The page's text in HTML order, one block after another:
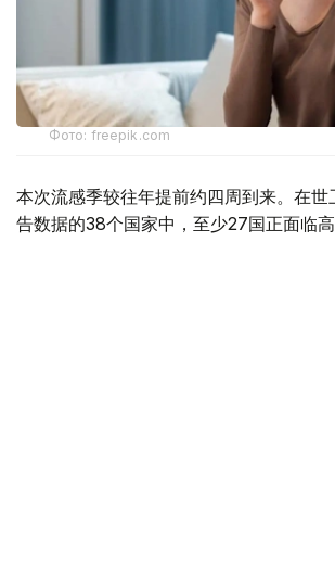
Фото: freepik.com
本次流感季较往年提前约四周到来。在世
告数据的38个国家中，至少27国正面临